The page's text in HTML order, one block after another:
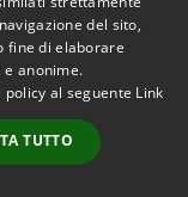
© 2026 • Comune di
• Powered by
•Accesso
redazione
del sito,
fine di elaborare
anonime.
al seguente Link
TUTTO